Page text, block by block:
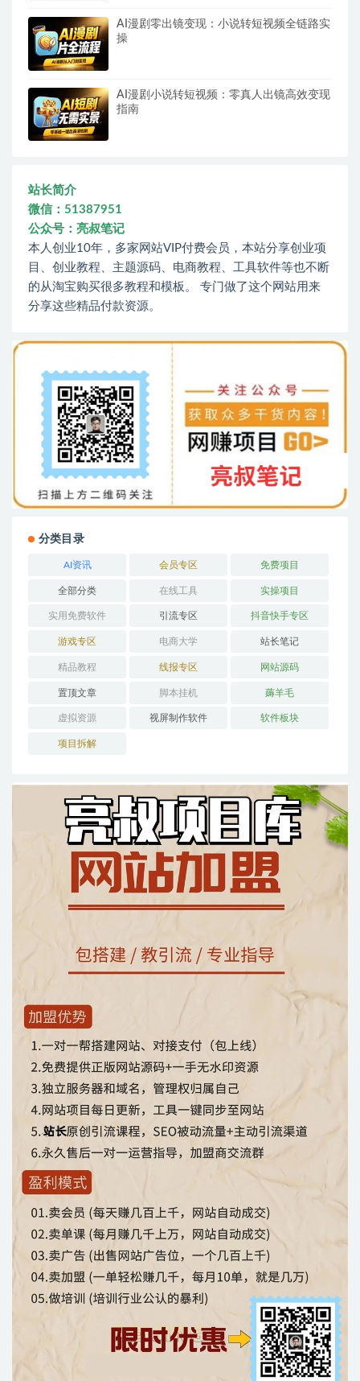
AI漫剧零出镜变现：小说转短视频全链路实
操
AI漫剧小说转短视频：零真人出镜高效变现
指南
站长简介
微信：51387951
公众号：亮叔笔记
本人创业10年，多家网站VIP付费会员，本站分享创业项
目、创业教程、主题源码、电商教程、工具软件等也不断
的从淘宝购买很多教程和模板。 专门做了这个网站用来
分享这些精品付款资源。
分类目录
AI资讯 会员专区 免费项目
全部分类 在线工具 实操项目
实用免费软件 引流专区 抖音快手专区
游戏专区 电商大学 站长笔记
精品教程 线报专区 网站源码
置顶文章 脚本挂机 薅羊毛
虚拟资源 视屏制作软件 软件板块
项目拆解